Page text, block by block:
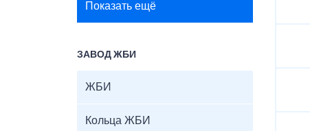
Показать ещё
ЗАВОД ЖБИ
ЖБИ
Кольца ЖБИ